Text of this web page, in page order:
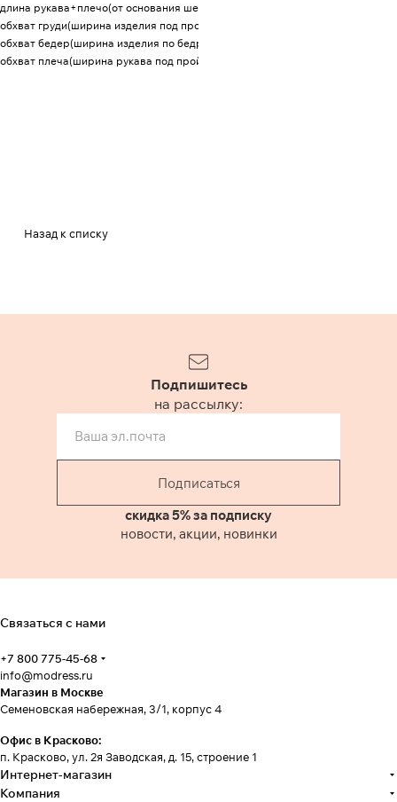
длина рукава+плечо(от основания шеи)
обхват груди(ширина изделия под проймой)
обхват бедер(ширина изделия по бедрам)
обхват плеча(ширина рукава под проймой)
Назад к списку
Подпишитесь
на рассылку:
Подписаться
скидка 5% за подписку
новости, акции, новинки
Связаться с нами
+7 800 775-45-68
info@modress.ru
Магазин в Москве
Семеновская набережная, 3/1, корпус 4
Офис в Красково:
п. Красково, ул. 2я Заводская, д. 15, строение 1
Интернет-магазин
Компания